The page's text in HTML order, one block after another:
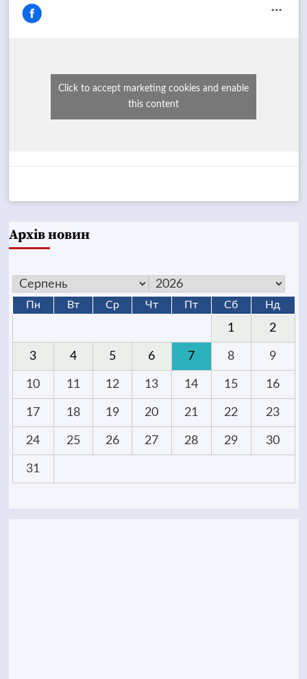
Click to accept marketing cookies and enable
this content
Архів новин
Пн Вт Ср Чт Пт Сб Нд
1 2
3 4 5 6 7 8 9
10 11 12 13 14 15 16
17 18 19 20 21 22 23
24 25 26 27 28 29 30
31